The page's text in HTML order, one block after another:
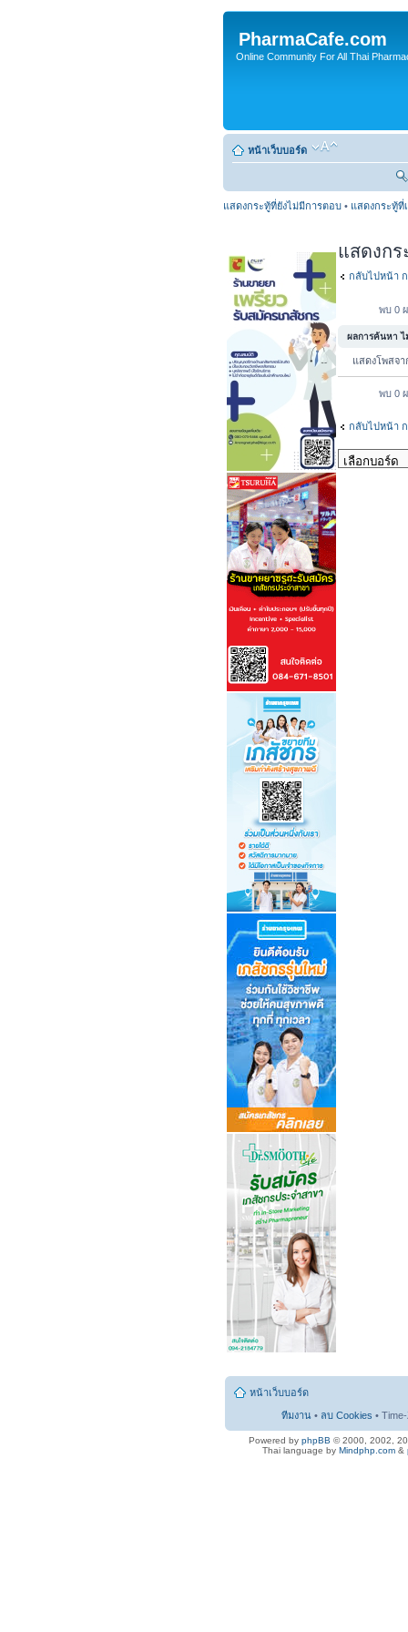
PharmaCafe.com
Online Community For All Thai
หน้าเว็บบอร์ด
แสดงกระทู้ที่ยังไม่มีการตอบ • แสดงกระทู้ที่
แสดงก
กลับไปหน้า
พบ 0
ผลการค้นหา
แสดงโพสจ
พบ 0
กลับไปหน้า
หน้าเว็บบอร์ด
ทีมงาน • ลบ Cookies •
Powered by phpBB © 2000, 2002,
Thai language by Mindphp.com &